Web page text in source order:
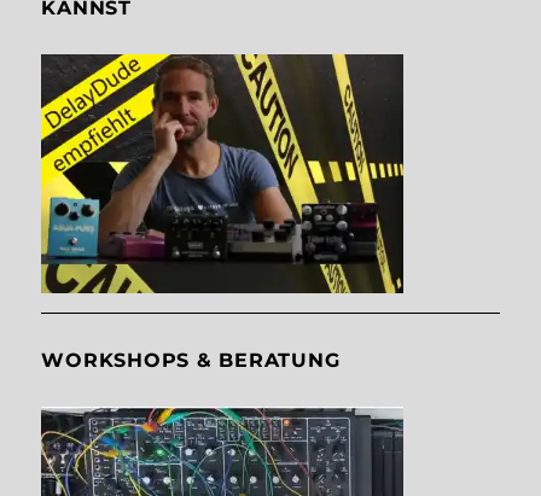
KANNST
WORKSHOPS & BERATUNG